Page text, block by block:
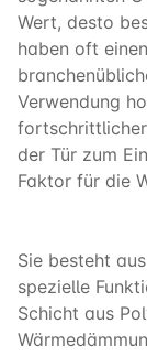
Wert, desto
haben oft
Verwendung
der Tür zum
Faktor für die
Sie besteht
spezielle
Schicht aus